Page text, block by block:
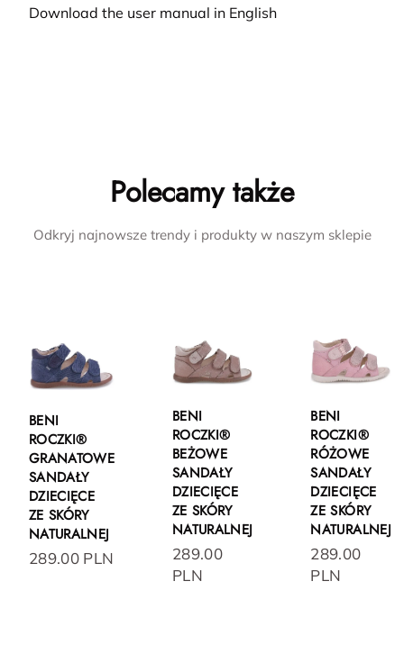
Download the user manual in English
Polecamy także
Odkryj najnowsze trendy i produkty w naszym sklepie
BENI
ROCZKI®
GRANATOWE
SANDAŁY
DZIECIĘCE
ZE SKÓRY
NATURALNEJ
289.00 PLN
BENI
ROCZKI®
BEŻOWE
SANDAŁY
DZIECIĘCE
ZE SKÓRY
NATURALNEJ
289.00
PLN
BENI
ROCZKI®
RÓŻOWE
SANDAŁY
DZIECIĘCE
ZE SKÓRY
NATURALNEJ
289.00
PLN